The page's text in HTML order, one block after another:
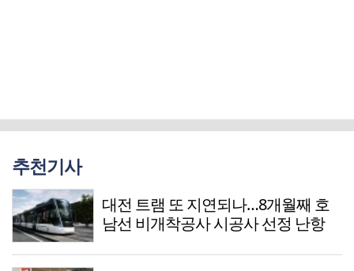
추천기사
대전 트램 또 지연되나…8개월째 호
남선 비개착공사 시공사 선정 난항